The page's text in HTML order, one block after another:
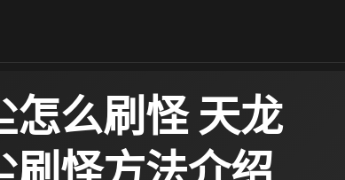
么刷怪 天龙